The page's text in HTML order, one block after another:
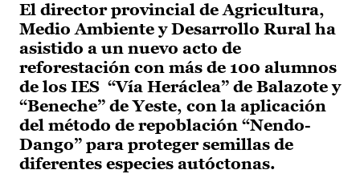
El director provincial de Agricultura,
Medio Ambiente y Desarrollo Rural ha
asistido a un nuevo acto de
reforestación con más de 100 alumnos
de los IES “Vía Heráclea” de Balazote y
“Beneche” de Yeste, con la aplicación
del método de repoblación “Nendo-
Dango” para proteger semillas de
diferentes especies autóctonas.